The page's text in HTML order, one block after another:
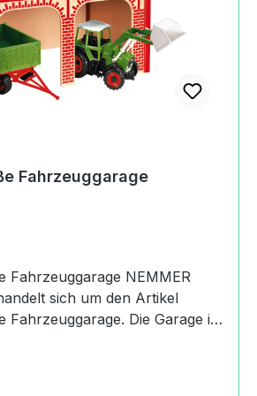
Montage enthält Kleinteile.
in
Nicht für Kinder unter
Benutzung unter
von
Nemmer
Fahrzeuggarage
NEMMER
Die Garage ist